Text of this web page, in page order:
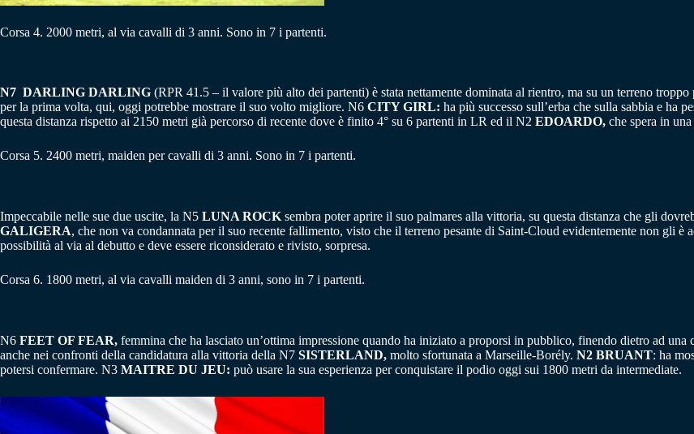
Corsa 4. 2000 metri, al via cavalli di 3 anni. Sono in 7 i partenti.
N7 DARLING DARLING (RPR 41.5 – il valore più alto dei partenti) è stata nettamente dominata al rientro, ma su un terreno
per la prima volta, qui, oggi potrebbe mostrare il suo volto migliore. N6 CITY GIRL: ha più successo sull’erba che sulla sabbia e ha
questa distanza rispetto ai 2150 metri già percorso di recente dove è finito 4° su 6 partenti in LR ed il N2 EDOARDO, che spera in
Corsa 5. 2400 metri, maiden per cavalli di 3 anni. Sono in 7 i partenti.
Impeccabile nelle sue due uscite, la N5 LUNA ROCK sembra poter aprire il suo palmares alla vittoria, su questa distanza che gli
GALIGERA, che non va condannata per il suo recente fallimento, visto che il terreno pesante di Saint-Cloud evidentemente non gli è
possibilità al via al debutto e deve essere riconsiderato e rivisto, sorpresa.
Corsa 6. 1800 metri, al via cavalli maiden di 3 anni, sono in 7 i partenti.
N6 FEET OF FEAR, femmina che ha lasciato un’ottima impressione quando ha iniziato a proporsi in pubblico, finendo dietro ad
anche nei confronti della candidatura alla vittoria della N7 SISTERLAND, molto sfortunata a Marseille-Borély. N2 BRUANT: ha
potersi confermare. N3 MAITRE DU JEU: può usare la sua esperienza per conquistare il podio oggi sui 1800 metri da intermediate.